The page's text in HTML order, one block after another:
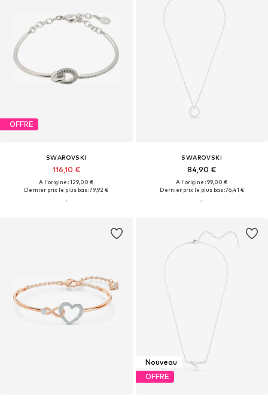
OFFRE
SWAROVSKI
116,10 €
À l'origine : 129,00 €
Dernier prix le plus bas :79,92 €
SWAROVSKI
84,90 €
À l'origine : 99,00 €
Dernier prix le plus bas :76,41 €
Nouveau
OFFRE